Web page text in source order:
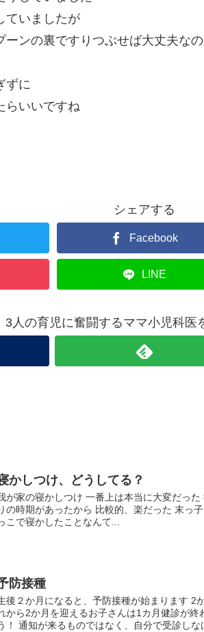
ていましたが
ーンの裏ですりつぶせば大丈夫な
ずに
らいいですね
シェアする
Facebook
LINE
3人の育児に奮闘するママ小児科医
かしつけ、どうしてる？
が家の寝かしつけ 一番上は本当に大変だっ
の時期があったから 比較的、楽だった 末っ
こで寝かしたことなんて...
防接種
後２か月になると、予防接種が始まります 2
から2か月を迎えるお子さんは1カ月健診が
！ 通知が来るものではなく、自分で受診し